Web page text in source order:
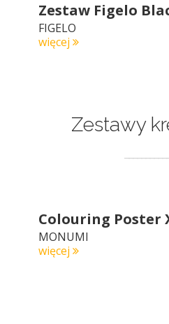
Zestaw Figelo
FIGELO
więcej
Zestawy
Colouring Poster
MONUMI
więcej